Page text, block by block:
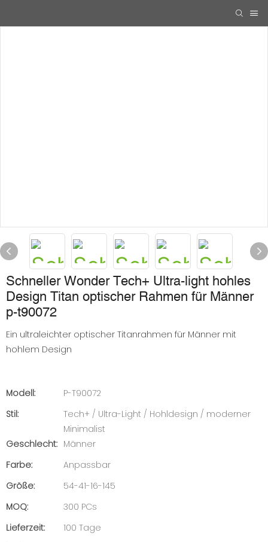
Schneller Wonder Tech+ Ultra-light hohles
Design Titan optischer Rahmen für Männer
p-t90072
Ein ultraleichter optischer Titanrahmen für Männer mit
hohlem Design
Modell:
P-T90072
Stil:
Tech+ / Ultra-Light / Hohldesign / moderner
Minimalist
Geschlecht: Männer
Farbe:
Anpassbar
Größe:
54-41-16-145
MOQ:
300 PCs
Lieferzeit:
100 Tage